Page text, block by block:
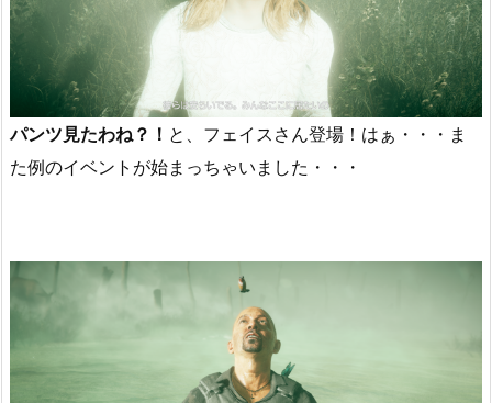
パンツ見たわね？！ と、フェイスさん登場！はぁ・・・ま
た例のイベントが始まっちゃいました・・・